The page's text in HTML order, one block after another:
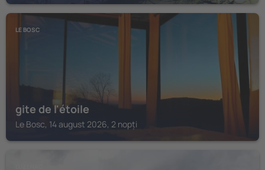
LE BOSC
gite de l'étoile
Le Bosc, 14 august 2026, 2 nopți